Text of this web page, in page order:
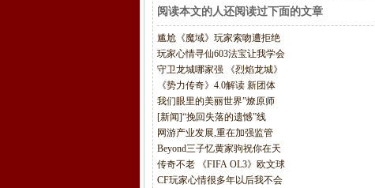
阅读本文的人还阅读过下面的文章
尴尬《魔域》玩家索吻遭拒绝
玩家心情寻仙603法宝让我学会
守卫龙城哪家强 《烈焰龙城》
《势力传奇》4.0解读 新团体
我们眼里的美丽世界”燎原师
[新闻]“挽回失落的遗憾”线
网游产业发展,重在加强监管
Beyond三子忆黄家驹祝你在天
传奇不老 《FIFA OL3》欧文球
CF玩家心情很多年以后我不会